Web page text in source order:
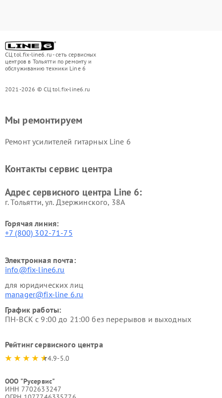
СЦ tol.fix-line6.ru - сеть сервисных
центров в Тольятти по ремонту и
обслуживанию техники Line 6
2021-2026 © СЦ tol.fix-line6.ru
Мы ремонтируем
Ремонт усилителей гитарных Line 6
Контакты сервис центра
Адрес сервисного центра Line 6:
г. Тольятти, ул. Дзержинского, 38А
Горячая линия:
+7 (800) 302-71-75
Электронная почта:
info@fix-line6.ru
для юридических лиц
manager@fix-line 6.ru
График работы:
ПН-ВСК с 9:00 до 21:00 без перерывов и выходных
Рейтинг сервисного центра
4.9-5.0
ООО "Русервис"
ИНН 7702633247